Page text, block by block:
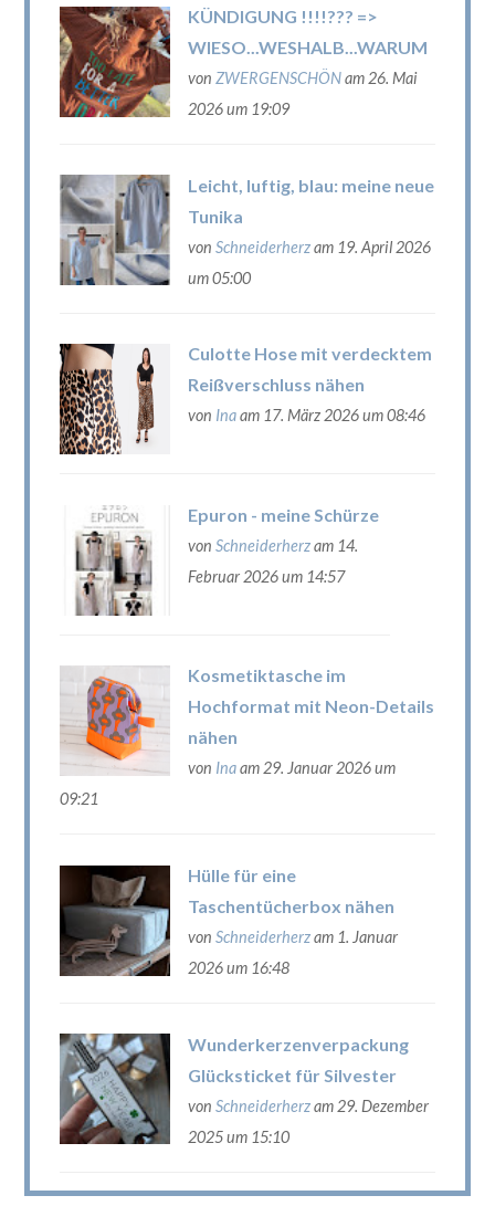
KÜNDIGUNG !!!!??? =>
WIESO...WESHALB...WARUM
von ZWERGENSCHÖNam 26. Mai
2026 um 19:09
Leicht, luftig, blau: meine neue
Tunika
von Schneiderherzam 19. April 2026
um 05:00
Culotte Hose mit verdecktem
Reißverschluss nähen
von Inaam 17. März 2026 um 08:46
Epuron - meine Schürze
von Schneiderherzam 14.
Februar 2026 um 14:57
Kosmetiktasche im
Hochformat mit Neon-Details
nähen
von Inaam 29. Januar 2026 um
09:21
Hülle für eine
Taschentücherbox nähen
von Schneiderherzam 1. Januar
2026 um 16:48
Wunderkerzenverpackung
Glücksticket für Silvester
von Schneiderherzam 29. Dezember
2025 um 15:10